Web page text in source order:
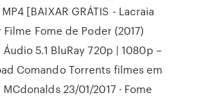
[BAIXAR GRÁTIS - Lacraia
Fome de Poder (2017)
5.1 BluRay 720p | 1080p –
Comando Torrents filmes em
23/01/2017 · Fome